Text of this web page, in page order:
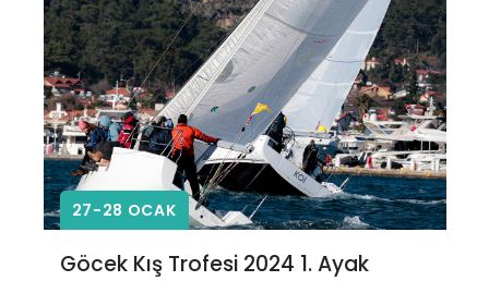
27-28 OCAK
Göcek Kış Trofesi 2024 1. Ayak